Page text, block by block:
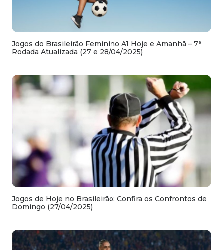
Jogos do Brasileirão Feminino A1 Hoje e Amanhã – 7ª
Rodada Atualizada (27 e 28/04/2025)
Jogos de Hoje no Brasileirão: Confira os Confrontos de
Domingo (27/04/2025)